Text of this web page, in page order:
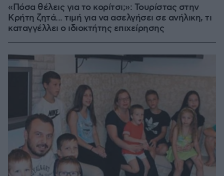
«Πόσα θέλεις για το κορίτσι;»: Τουρίστας στην
Κρήτη ζητά... τιμή για να ασελγήσει σε ανήλικη, τι
καταγγέλλει ο ιδιοκτήτης επιχείρησης